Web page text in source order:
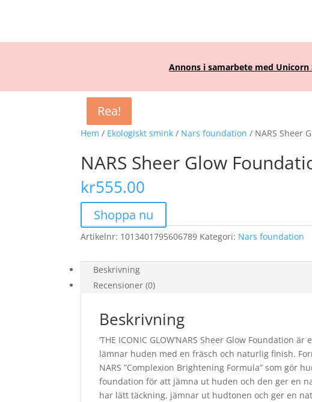
Annons i samarbete med
Hem / Ekologiskt smink / Nars foundation / NARS Sheer
NARS Sheer Glow
kr555.00
Shoppa nu
Artikelnr: 1013401795606789 Kategori: Nars foundation
Beskrivning
Recensioner (0)
Beskrivning
‘THE ICONIC GLOW’NARS Sheer Glow
lämnar huden med en fräsch och naturlig finish.
NARS ”Complexion Brightening Formula” som gör
foundation för att jämna ut huden och den ger en
har lätt täckning, jämnar ut hudtonen och ger en
Rea!
Rea!
Rea!